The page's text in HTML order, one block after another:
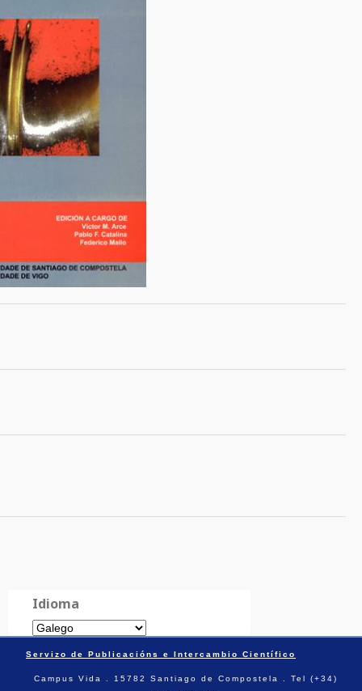
Idioma
Servizo de Publicacións e Intercambio Científico
Campus Vida . 15782 Santiago de Compostela . Tel (+34)